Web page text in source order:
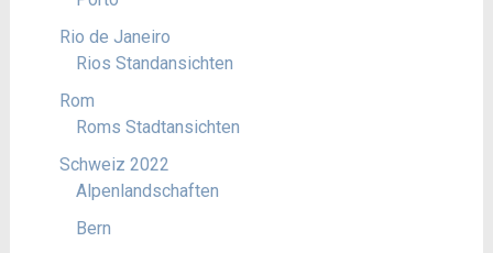
Rio de Janeiro
Rios Standansichten
Rom
Roms Stadtansichten
Schweiz 2022
Alpenlandschaften
Bern